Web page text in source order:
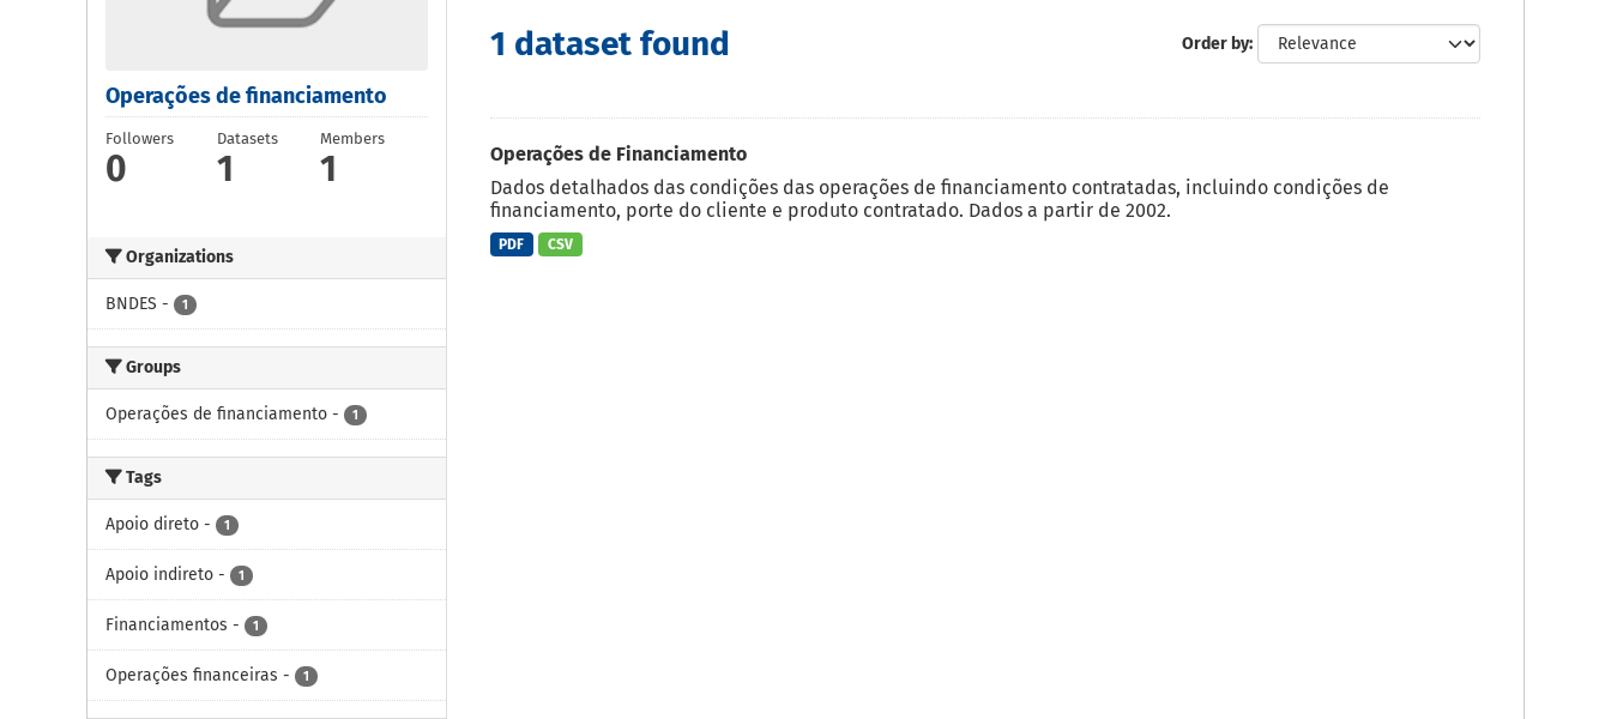
Operações de financiamento
Followers
0
Datasets
1
Members
1
Organizations
BNDES - 1
Groups
Operações de financiamento - 1
Tags
Apoio direto - 1
Apoio indireto - 1
Financiamentos - 1
Operações financeiras - 1
Order by
1 dataset found
Operações de Financiamento
Dados detalhados das condições das operações de financiamento contratadas, incluindo condições de
financiamento, porte do cliente e produto contratado. Dados a partir de 2002.
PDF CSV